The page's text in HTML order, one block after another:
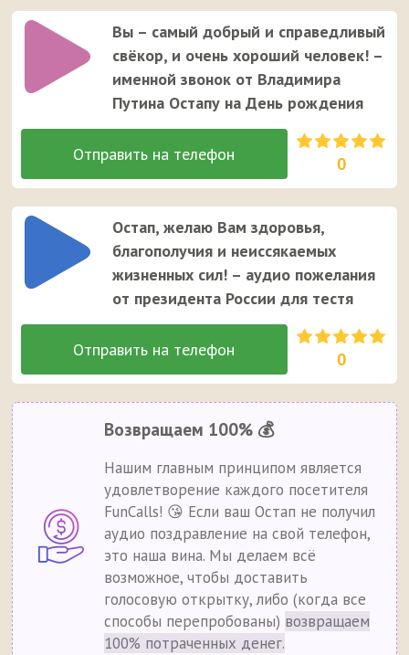
Вы – самый добрый и справедливый
свёкор, и очень хороший человек! –
именной звонок от Владимира
Путина Остапу на День рождения
0
Остап, желаю Вам здоровья,
благополучия и неиссякаемых
жизненных сил! – аудио пожелания
от президента России для тестя
0
Возвращаем 100% 💰
Нашим главным принципом является
удовлетворение каждого посетителя
FunCalls! 😘 Если ваш Остап не получил
аудио поздравление на свой телефон,
это наша вина. Мы делаем всё
возможное, чтобы доставить
голосовую открытку, либо (когда все
способы перепробованы) возвращаем
100% потраченных денег.